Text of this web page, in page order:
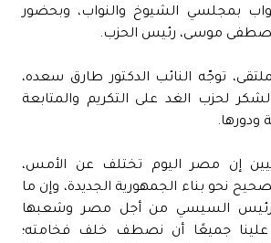
بمجلسي الشيوخ والنواب، وبحضور
موسى، رئيس الحزب.
توجّه النائب الدكتور طارق سعده،
لحزب الغد على التكريم والمتابعة
ودورها.
إن مصر اليوم تختلف عن الأمس،
نحو بناء الجمهورية الجديدة، وإن ما
السيسي من أجل مصر وشعبها
جميعًا أن نصطف خلف فخامته؛